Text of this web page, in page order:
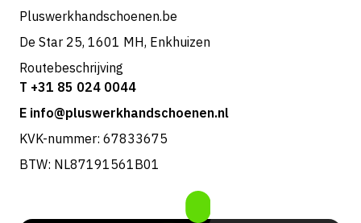
Pluswerkhandschoenen.be
De Star 25, 1601 MH, Enkhuizen
Routebeschrijving
T +31 85 024 0044
E info@pluswerkhandschoenen.nl
KVK-nummer: 67833675
BTW: NL87191561B01